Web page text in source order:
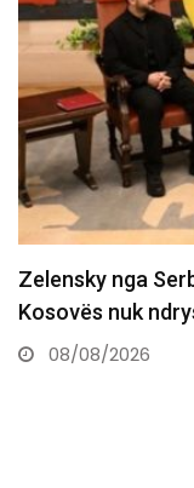
Aksident i rëndë
08/08/2026